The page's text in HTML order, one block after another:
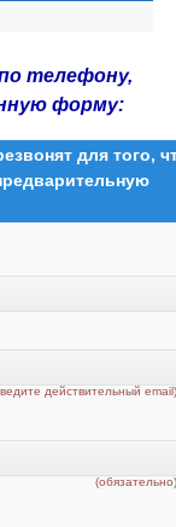
телефону,
форму:
для того,
действительный